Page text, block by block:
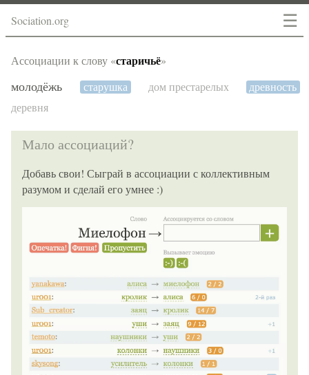
☰
Sociation.org
Ассоциации к слову «старичьё»
молодёжь старушка дом престарелых
древность
деревня
Мало ассоциаций?
Добавь свои! Сыграй в ассоциации с коллективным
разумом и сделай его умнее :)